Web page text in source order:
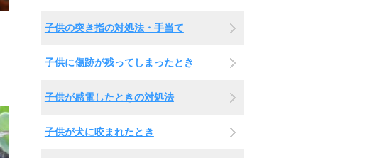
子供の突き指の対処法・手当て
子供に傷跡が残ってしまったとき
子供が感電したときの対処法
子供が犬に咬まれたとき